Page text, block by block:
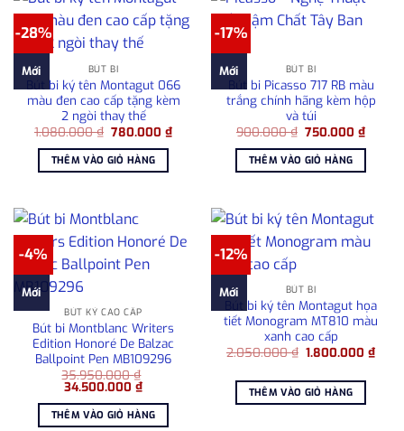
-28%
Mới BÚT BI
Bút bi ký tên Montagut 066
màu đen cao cấp tặng kèm
2 ngòi thay thế
1.080.000₫ Giá
là:
1.080.000 ₫.
780.000₫Giá
hiện
THÊM VÀO GIỎ HÀNG
-17%
Mới BÚT BI
Bút bi Picasso 717 RB màu
trắng chính hãng kèm hộp
và túi
900.000₫ Giá
là:
900.000 ₫.
750.000₫Giá
hiện
THÊM VÀO GIỎ HÀNG
-4%
Mới
BÚT KÝ CAO CẤP
Bút bi Montblanc Writers
Edition Honoré De Balzac
Ballpoint Pen MB109296
35.950.000₫
Giá
là:
35.950.000 ₫.
34.500.000 ₫Giá
tại
là:
THÊM VÀO GIỎ HÀNG
-12%
Mới BÚT BI
Bút bi ký tên Montagut họa
tiết Monogram MT810 màu
xanh cao cấp
2.050.000₫ Giá
2.050.000 ₫.
1.800.000₫Giá
THÊM VÀO GIỎ HÀNG